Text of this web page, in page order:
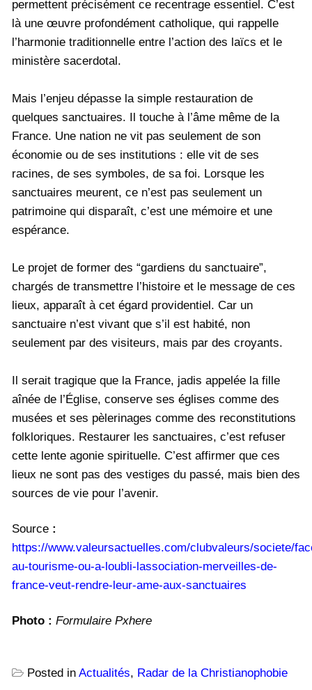
permettent précisément ce recentrage essentiel. C’est
là une œuvre profondément catholique, qui rappelle
l’harmonie traditionnelle entre l’action des laïcs et le
ministère sacerdotal.
Mais l’enjeu dépasse la simple restauration de
quelques sanctuaires. Il touche à l’âme même de la
France. Une nation ne vit pas seulement de son
économie ou de ses institutions : elle vit de ses
racines, de ses symboles, de sa foi. Lorsque les
sanctuaires meurent, ce n’est pas seulement un
patrimoine qui disparaît, c’est une mémoire et une
espérance.
Le projet de former des “gardiens du sanctuaire”,
chargés de transmettre l’histoire et le message de ces
lieux, apparaît à cet égard providentiel. Car un
sanctuaire n’est vivant que s’il est habité, non
seulement par des visiteurs, mais par des croyants.
Il serait tragique que la France, jadis appelée la fille
aînée de l’Église, conserve ses églises comme des
musées et ses pèlerinages comme des reconstitutions
folkloriques. Restaurer les sanctuaires, c’est refuser
cette lente agonie spirituelle. C’est affirmer que ces
lieux ne sont pas des vestiges du passé, mais bien des
sources de vie pour l’avenir.
Source :
https://www.valeursactuelles.com/clubvaleurs/societe/
au-tourisme-ou-a-loubli-lassociation-merveilles-de-
france-veut-rendre-leur-ame-aux-sanctuaires
Photo : Formulaire Pxhere
Posted in Actualités, Radar de la Christianophobie